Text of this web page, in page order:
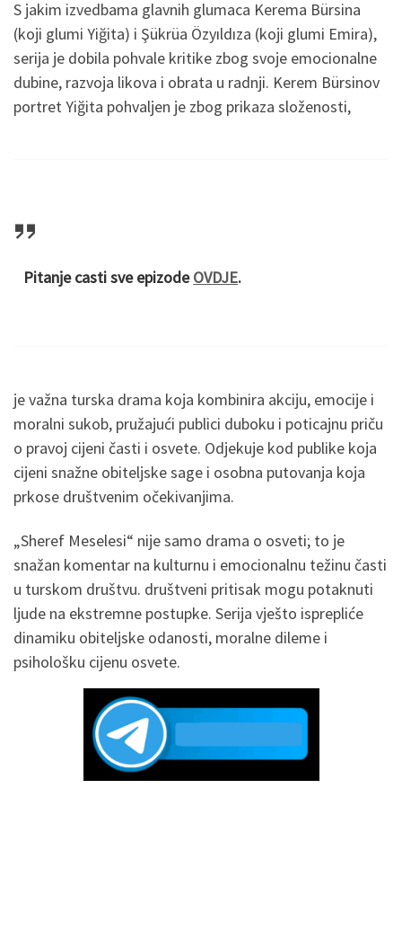
S jakim izvedbama glavnih glumaca Kerema Bürsina
(koji glumi Yiğita) i Şükrüa Özyıldıza (koji glumi Emira),
serija je dobila pohvale kritike zbog svoje emocionalne
dubine, razvoja likova i obrata u radnji. Kerem Bürsinov
portret Yiğita pohvaljen je zbog prikaza složenosti,
Pitanje casti sve epizodeOVDJE.
je važna turska drama koja kombinira akciju, emocije i
moralni sukob, pružajući publici duboku i poticajnu priču
o pravoj cijeni časti i osvete. Odjekuje kod publike koja
cijeni snažne obiteljske sage i osobna putovanja koja
prkose društvenim očekivanjima.
„Sheref Meselesi“ nije samo drama o osveti; to je
snažan komentar na kulturnu i emocionalnu težinu časti
u turskom društvu. društveni pritisak mogu potaknuti
ljude na ekstremne postupke. Serija vješto isprepliće
dinamiku obiteljske odanosti, moralne dileme i
psihološku cijenu osvete.